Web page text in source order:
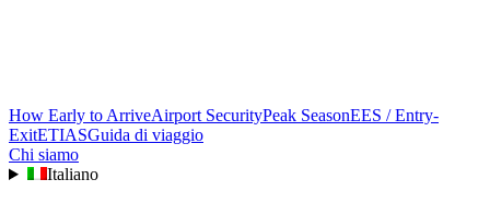
How Early to ArriveAirport SecurityPeak SeasonEES / Entry-
ExitETIASGuida di viaggio
Chi siamo
Italiano